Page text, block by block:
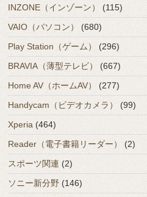
INZONE（インゾーン）
(115)
VAIO（パソコン）
(680)
Play Station（ゲーム）
(296)
BRAVIA（薄型テレビ）
(667)
Home AV（ホームAV）
(277)
Handycam（ビデオカメラ）
(99)
Xperia (464)
Reader（電子書籍リーダー）
(2)
スポーツ関連 (2)
ソニー新分野 (146)